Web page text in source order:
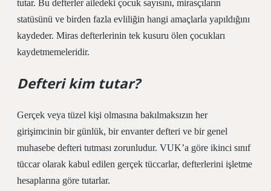
tutar. Bu defterler ailedeki çocuk sayısını, mirasçıların
statüsünü ve birden fazla evliliğin hangi amaçlarla yapıldığını
kaydeder. Miras defterlerinin tek kusuru ölen çocukları
kaydetmemeleridir.
Defteri kim tutar?
Gerçek veya tüzel kişi olmasına bakılmaksızın her
girişimcinin bir günlük, bir envanter defteri ve bir genel
muhasebe defteri tutması zorunludur. VUK’a göre ikinci sınıf
tüccar olarak kabul edilen gerçek tüccarlar, defterlerini işletme
hesaplarına göre tutarlar.